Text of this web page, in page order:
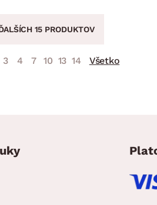
15 PRODUKTOV
3 4 7 10 13 14 Všetko